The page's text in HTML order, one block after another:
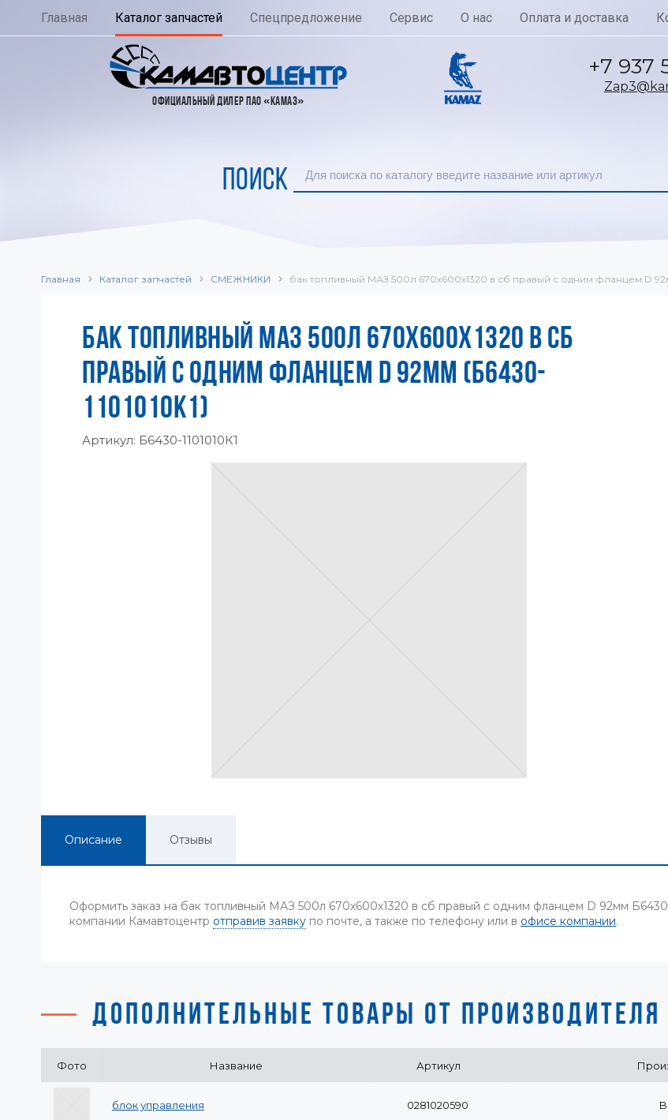
Главная Каталог запчастей Спецпредложение Сервис О нас Оплата и доставка
ОФИЦИАЛЬНЫЙ ДИЛЕР ПАО «КАМАЗ»
+7 937
ПОИСК
Главная Каталог запчастей СМЕЖНИКИ бак топливный МАЗ 500л 670х600х1320 в сб правый с одним фланцем D
БАК ТОПЛИВНЫЙ МАЗ 500Л 670Х600Х1320 В СБ
ПРАВЫЙ С ОДНИМ ФЛАНЦЕМ D 92ММ (Б6430-
1101010К1)
Артикул: Б6430-1101010К1
Описание Отзывы
Оформить заказ на бак топливный МАЗ 500л 670х600х1320 в сб правый с одним фланцем D 92мм
компании Камавтоцентр отправив заявку по почте, а также по телефону или в офисе компании.
ДОПОЛНИТЕЛЬНЫЕ ТОВАРЫ ОТ ПРОИЗВОДИТЕЛЯ
Фото Название Артикул
блок управления 0281020590